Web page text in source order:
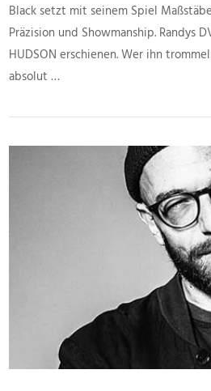
VIEW POST
Black setzt mit seinem Spiel
Präzision und Showmanship. Randys
HUDSON erschienen. Wer ihn
absolut …